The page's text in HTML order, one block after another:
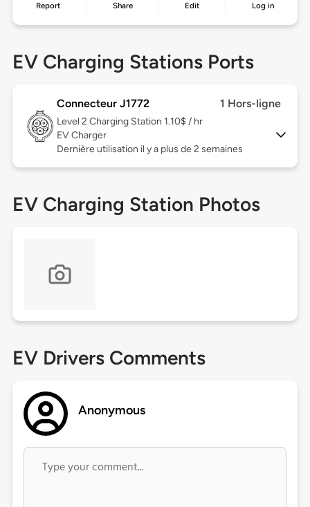
Report Share Edit Log in
EV Charging Stations Ports
Connecteur J1772 1 Hors-ligne
Level 2 Charging Station 1.10$ / hr
EV Charger
Dernière utilisation il y a plus de 2 semaines
EV Charging Station Photos
EV Drivers Comments
Anonymous